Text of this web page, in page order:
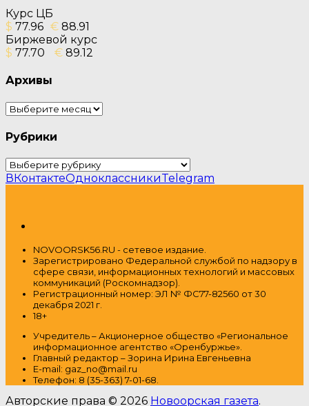
Курс ЦБ
$ 77.96 € 88.91
Биржевой курс
$ 77.70 € 89.12
Архивы
Архивы
Рубрики
Рубрики
ВКонтактеОдноклассникиTelegram
NOVOORSK56.RU - сетевое издание.
Зарегистрировано Федеральной службой по надзору в
сфере связи, информационных технологий и массовых
коммуникаций (Роскомнадзор).
Регистрационный номер: ЭЛ № ФС77-82560 от 30
декабря 2021 г.
18+
Учредитель – Акционерное общество «Региональное
информационное агентство «Оренбуржье».
Главный редактор – Зорина Ирина Евгеньевна
E-mail: gaz_no@mail.ru
Телефон: 8 (35-363) 7-01-68.
Авторские права © 2026 Новоорская газета.